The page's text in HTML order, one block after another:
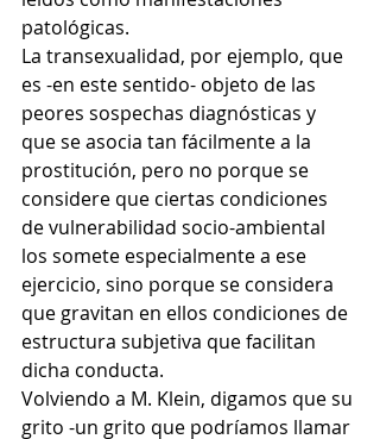
patológicas.
La transexualidad, por ejemplo, que
es -en este sentido- objeto de las
peores sospechas diagnósticas y
que se asocia tan fácilmente a la
prostitución, pero no porque se
considere que ciertas condiciones
de vulnerabilidad socio-ambiental
los somete especialmente a ese
ejercicio, sino porque se considera
que gravitan en ellos condiciones de
estructura subjetiva que facilitan
dicha conducta.
Volviendo a M. Klein, digamos que su
grito -un grito que podríamos llamar